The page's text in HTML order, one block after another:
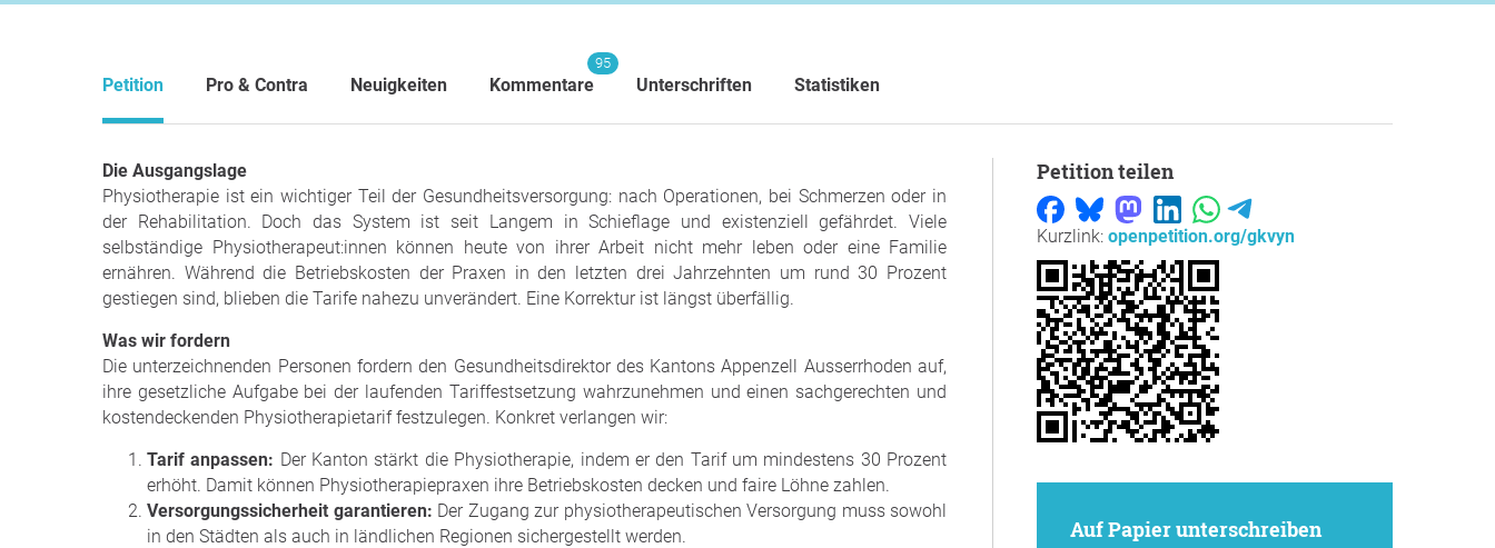
Petition Pro & Contra Neuigkeiten Kommentare
95
Unterschriften Statistiken
Die Ausgangslage
Physiotherapie ist ein wichtiger Teil der Gesundheitsversorgung: nach Operationen, bei Schmerzen oder in
der Rehabilitation. Doch das System ist seit Langem in Schieflage und existenziell gefährdet. Viele
selbständige Physiotherapeut:innen können heute von ihrer Arbeit nicht mehr leben oder eine Familie
ernähren. Während die Betriebskosten der Praxen in den letzten drei Jahrzehnten um rund 30 Prozent
gestiegen sind, blieben die Tarife nahezu unverändert. Eine Korrektur ist längst überfällig.
Was wir fordern
Die unterzeichnenden Personen fordern den Gesundheitsdirektor des Kantons Appenzell Ausserrhoden auf,
ihre gesetzliche Aufgabe bei der laufenden Tariffestsetzung wahrzunehmen und einen sachgerechten und
kostendeckenden Physiotherapietarif festzulegen. Konkret verlangen wir:
Tarif anpassen: Der Kanton stärkt die Physiotherapie, indem er den Tarif um mindestens 30 Prozent
erhöht. Damit können Physiotherapiepraxen ihre Betriebskosten decken und faire Löhne zahlen.
Versorgungssicherheit garantieren: Der Zugang zur physiotherapeutischen Versorgung muss sowohl
in den Städten als auch in ländlichen Regionen sichergestellt werden.
Petition teilen
Kurzlink: openpetition.org/gkvyn
Auf Papier unterschreiben